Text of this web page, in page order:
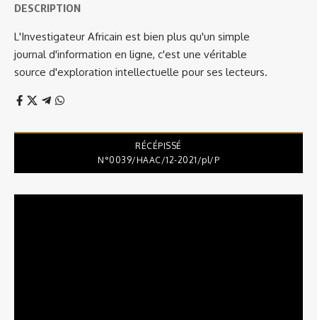
DESCRIPTION
L'Investigateur Africain est bien plus qu'un simple
journal d'information en ligne, c'est une véritable
source d'exploration intellectuelle pour ses lecteurs.
RÉCÉPISSÉ
N°0039/HAAC/12-2021/pl/P